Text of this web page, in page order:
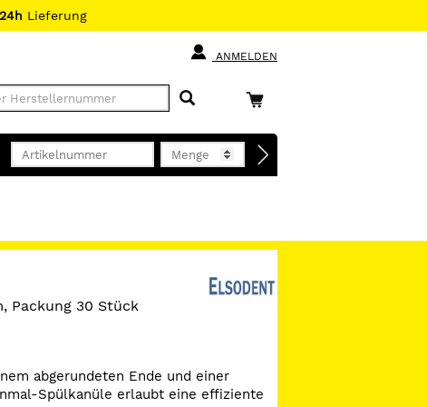
24h Lieferung
ANMELDEN
Packung 30 Stück
abgerundeten Ende und einer
Spülkanüle erlaubt eine effiziente